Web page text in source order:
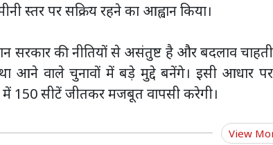
स्तर पर सक्रिय रहने का आह्वान किया।
सरकार की नीतियों से असंतुष्ट है और बदलाव चाहती
आने वाले चुनावों में बड़े मुद्दे बनेंगे। इसी आधार पर
में 150 सीटें जीतकर मजबूत वापसी करेगी।
View